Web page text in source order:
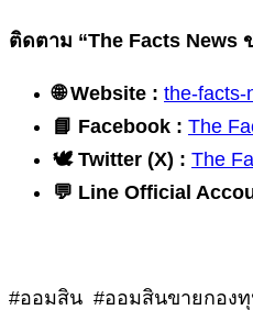
ติดตาม “The Facts News
🌐 Website : the-facts-
📘 Facebook : The
🕊️ Twitter (X) : The
💬 Line Official
#ออมสิน #ออมสินขายกองทุ